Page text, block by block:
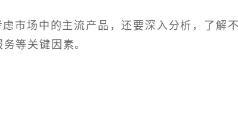
市场中的主流产品，还要深入分析，了解不
等关键因素。